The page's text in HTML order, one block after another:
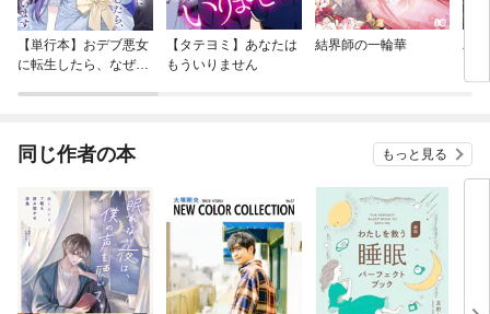
【単行本】おデブ悪女
に転生したら、なぜか
【タテヨミ】あなたは
もういりません
結界師の一輪華
バ
今
同じ作者の本 もっと見る